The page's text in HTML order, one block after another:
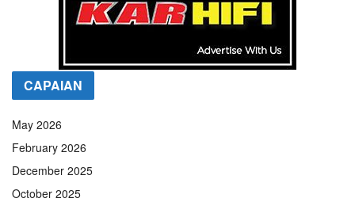
CAPAIAN
May 2026
February 2026
December 2025
October 2025